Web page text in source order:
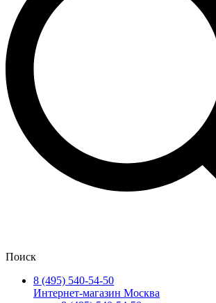
Поиск
8 (495) 540-54-50
Интернет-магазин Москва